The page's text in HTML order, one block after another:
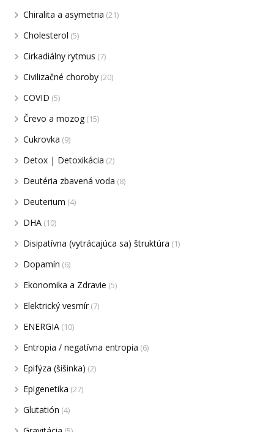
Chiralita a asymetria (21)
Cholesterol (5)
Cirkadiálny rytmus (7)
Civilizačné choroby (20)
COVID (5)
Črevo a mozog (15)
Cukrovka (9)
Detox | Detoxikácia (2)
Deutéria zbavená voda (8)
Deuterium (4)
DHA (10)
Disipatívna (vytrácajúca sa) štruktúra (1)
Dopamín (6)
Ekonomika a Zdravie (5)
Elektrický vesmír (7)
ENERGIA (10)
Entropia / negatívna entropia (6)
Epifýza (šišinka) (2)
Epigenetika (27)
Glutatión (4)